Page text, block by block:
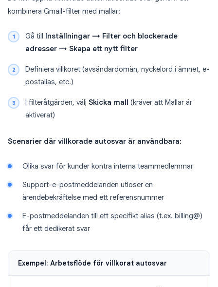
kombinera Gmail-filter med mallar:
Gå till
Inställningar → Filter och blockerade
adresser → Skapa ett nytt filter
Definiera villkoret (avsändardomän, nyckelord i ämnet, e-
postalias, etc.)
I filteråtgärden, välj Skicka mall
(kräver att Mallar är
aktiverat)
Scenarier där villkorade autosvar är användbara:
Olika svar för kunder kontra interna teammedlemmar
Support-e-postmeddelanden utlöser en
ärendebekräftelse med ett referensnummer
E-postmeddelanden till ett specifikt alias (t.ex. billing@)
får ett dedikerat svar
Exempel: Arbetsflöde för villkorat autosvar